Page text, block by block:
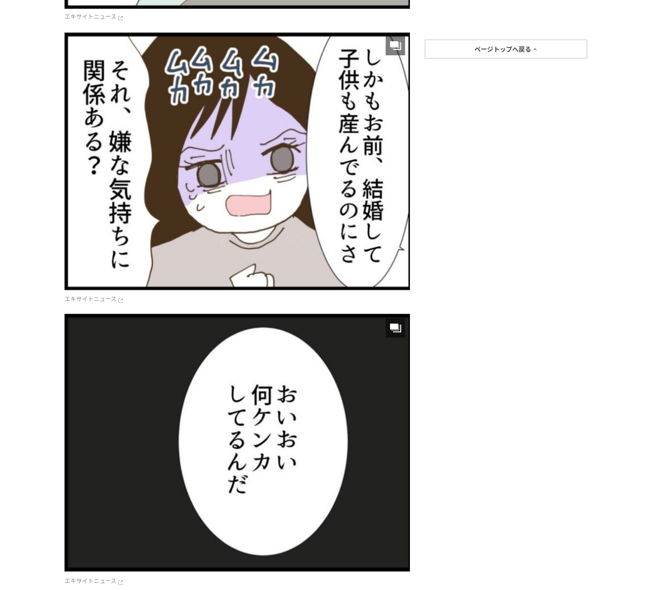
エキサイトニュース
エキサイトニュース
エキサイトニュース
ページトップへ戻る